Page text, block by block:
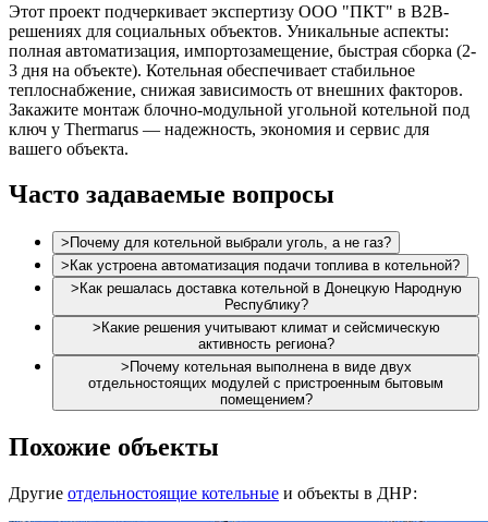
Этот проект подчеркивает экспертизу ООО "ПКТ" в B2B-
решениях для социальных объектов. Уникальные аспекты:
полная автоматизация, импортозамещение, быстрая сборка (2-
3 дня на объекте). Котельная обеспечивает стабильное
теплоснабжение, снижая зависимость от внешних факторов.
Закажите монтаж блочно-модульной угольной котельной под
ключ у Thermarus — надежность, экономия и сервис для
вашего объекта.
Часто задаваемые вопросы
> Почему для котельной выбрали уголь, а не газ?
> Как устроена автоматизация подачи топлива в котельной?
> Как решалась доставка котельной в Донецкую Народную
Республику?
> Какие решения учитывают климат и сейсмическую
активность региона?
> Почему котельная выполнена в виде двух
отдельностоящих модулей с пристроенным бытовым
помещением?
Похожие объекты
Другие отдельностоящие котельные и объекты в ДНР: